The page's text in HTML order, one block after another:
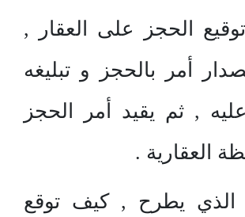
الحجز على العقار ,
أمر بالحجز و تبليغه
, ثم يقيد أمر الحجز
العقارية .
الذي يطرح , كيف توقع